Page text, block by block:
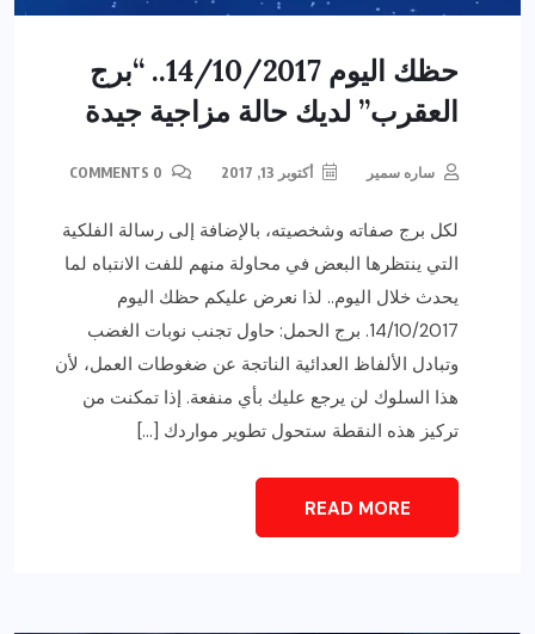
حظك اليوم 14/10/2017.. “برج
العقرب” لديك حالة مزاجية جيدة
ساره سمير أكتوبر 13, 2017
لكل برج صفاته وشخصيته، بالإضافة إلى رسالة الفلكية
التي ينتظرها البعض في محاولة منهم للفت الانتباه لما
يحدث خلال اليوم.. لذا نعرض عليكم حظك اليوم
14/10/2017. برج الحمل: حاول تجنب نوبات الغضب
وتبادل الألفاظ العدائية الناتجة عن ضغوطات العمل، لأن
هذا السلوك لن يرجع عليك بأي منفعة. إذا تمكنت من
تركيز هذه النقطة ستحول تطوير مواردك […]
READ MORE